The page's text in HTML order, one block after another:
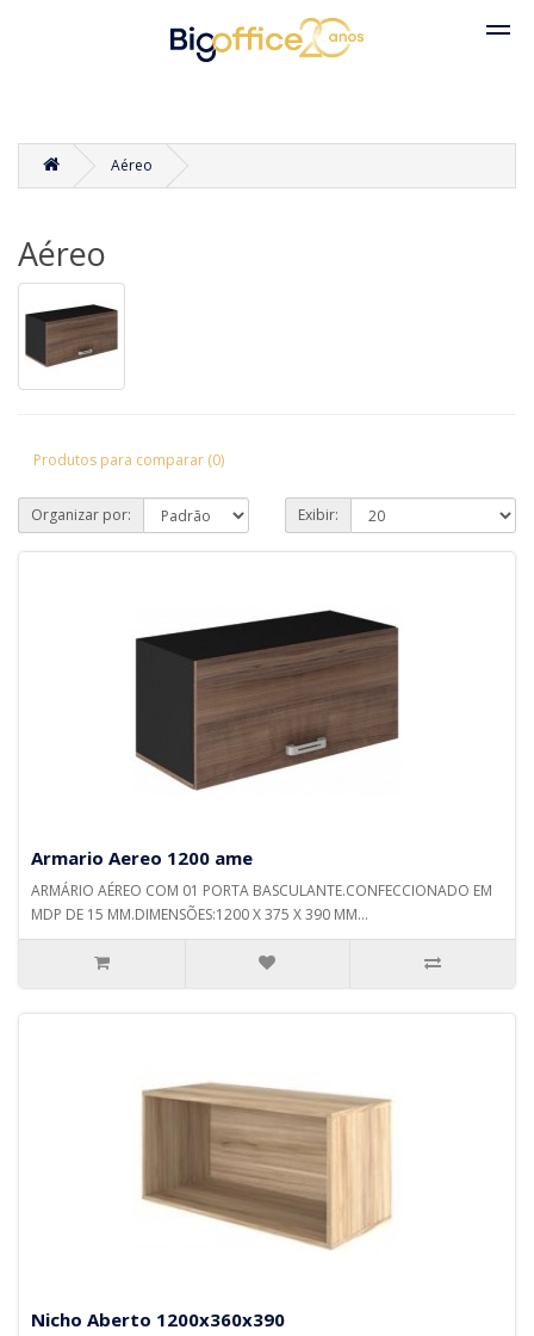
Aéreo
Aéreo
Produtos para comparar (0)
Organizar por: Exibir:
Armario Aereo 1200 ame
ARMÁRIO AÉREO COM 01 PORTA BASCULANTE.CONFECCIONADO EM
MDP DE 15 MM.DIMENSÕES:1200 X 375 X 390 MM...
Nicho Aberto 1200x360x390